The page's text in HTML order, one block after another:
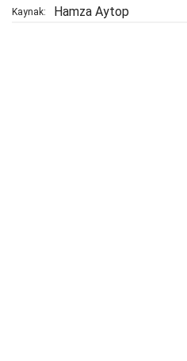
Kaynak: Hamza Aytop